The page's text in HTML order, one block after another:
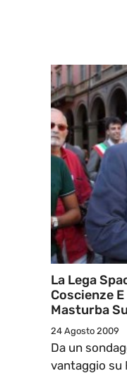
La Lega
Coscienze
Masturba
24 Agosto 2009
Da un
vantaggio su